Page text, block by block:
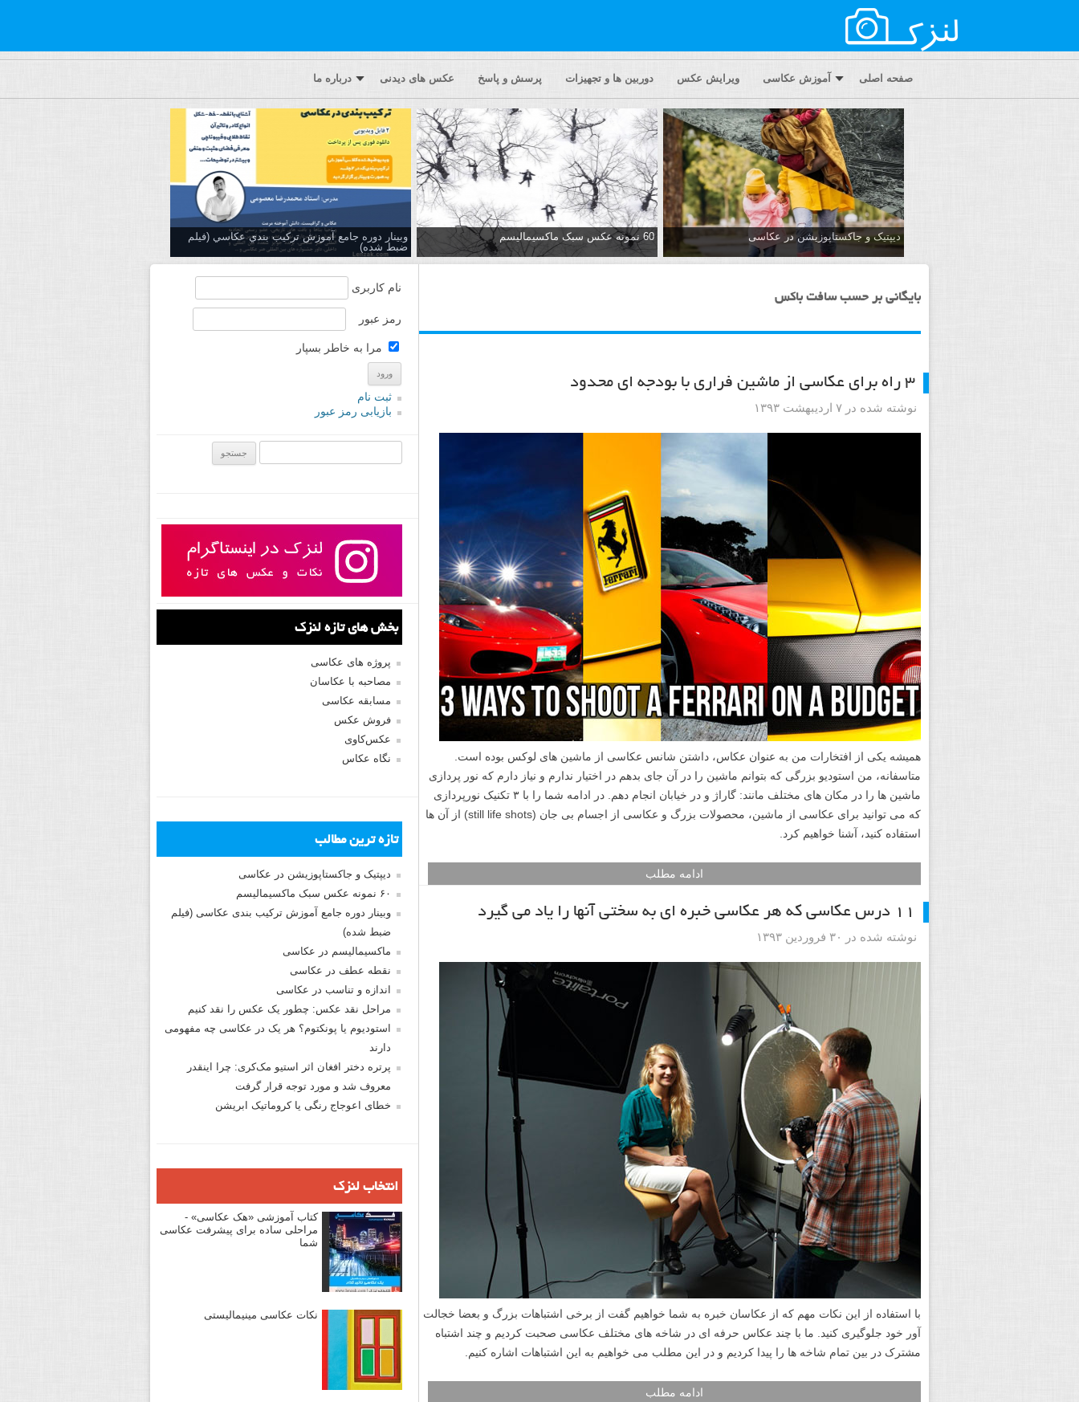
صفحه اصلی آموزش عکاسی ویرایش عکس دوربین ها و تجهیزات پرسش و پاسخ عکس های دیدنی درباره ما
دیپتیک و جاکستا‌پوزیشن در عکاسی 60 نمونه عکس سبک ماکسیمالیسم
وبینار دوره جامع آموزش تركيب بندي عكاسي (فیلم
ضبط شده)
بایگانی بر حسب سافت باکس
۳ راه برای عکاسی از ماشین فراری با بودجه ای محدود
نوشته شده در ۷ اردیبهشت ۱۳۹۳
همیشه یکی از افتخارات من به عنوان عکاس، داشتن شانس عکاسی از ماشین های لوکس بوده است.
متاسفانه، من استودیو بزرگی که بتوانم ماشین را در آن جای بدهم در اختیار ندارم و نیاز دارم که نور پردازی
ماشین ها را در مکان های مختلف مانند: گاراژ و در خیابان انجام دهم. در ادامه شما را با ۳ تکنیک نورپردازی
که می توانید برای عکاسی از ماشین، محصولات بزرگ و عکاسی از اجسام بی جان (still life shots) از آن ها
استفاده کنید، آشنا خواهیم کرد.
ادامه مطلب
۱۱ درس عکاسی که هر عکاسی خبره ای به سختی آنها را یاد می گیرد
نوشته شده در ۳۰ فروردین ۱۳۹۳
با استفاده از این نکات مهم که از عکاسان خبره به شما خواهیم گفت از برخی اشتباهات بزرگ و بعضا خجالت
آور خود جلوگیری کنید. ما با چند عکاس حرفه ای در شاخه های مختلف عکاسی صحبت کردیم و چند اشتباه
مشترک در بین تمام شاخه ها را پیدا کردیم و در این مطلب می خواهیم به این اشتباهات اشاره کنیم.
ادامه مطلب
نام کاربری
رمز عبور
مرا به خاطر بسپار
ثبت نام
بازیابی رمز عبور
بخش های تازه لنزک
پروژه های عکاسی
مصاحبه با عکاسان
مسابقه عکاسی
فروش عکس
عکس‌کاوی
نگاه عکاس
تازه ترین مطالب
دیپتیک و جاکستا‌پوزیشن در عکاسی
۶۰ نمونه عکس سبک ماکسیمالیسم
وبینار دوره جامع آموزش ترکیب بندی عکاسی (فیلم
ضبط شده)
ماکسیمالیسم در عکاسی
نقطه عطف در عکاسی
اندازه و تناسب در عکاسی
مراحل نقد عکس: چطور یک عکس را نقد کنیم
استودیوم یا پونکتوم؟ هر یک در عکاسی چه مفهومی
دارند
پرتره دختر افغان اثر استیو مک‌کری: چرا اینقدر
معروف شد و مورد توجه قرار گرفت
خطای اعوجاج رنگی یا کروماتیک ابریشن
انتخاب لنزک
کتاب آموزشی «هک عکاسی» -
مراحلی ساده برای پیشرفت عکاسی
شما
نکات عکاسی مینیمالیستی